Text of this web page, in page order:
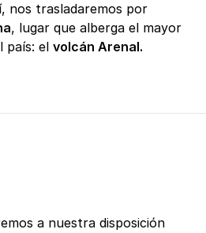
nos trasladaremos por
, lugar que alberga el mayor
país: el volcán Arenal.
a nuestra disposición